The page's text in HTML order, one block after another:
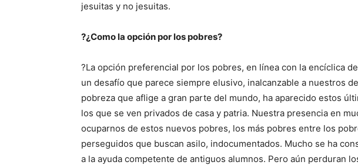
jesuitas y no jesuitas.
?¿Como la opción por los pobres?
?La opción preferencial por los pobres, en línea con la encíclica
un desafío que parece siempre elusivo, inalcanzable a nuestros
pobreza que aflige a gran parte del mundo, ha aparecido estos
los que se ven privados de casa y patria. Nuestra presencia en
ocuparnos de estos nuevos pobres, los más pobres entre los
perseguidos que buscan asilo, indocumentados. Mucho se ha
a la ayuda competente de antiguos alumnos. Pero aún perduran